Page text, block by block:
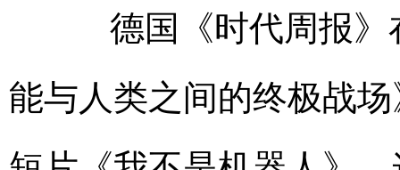
德国《时代周报》
能与人类之间的终极战